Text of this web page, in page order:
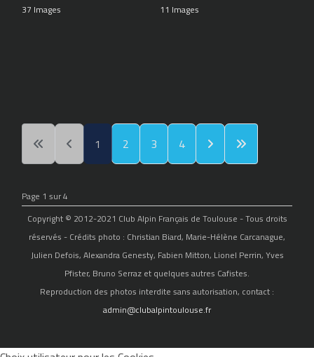
37 Images 11 Images
1 2 3 4
Page 1 sur 4
Copyright © 2012-2021 Club Alpin Français de Toulouse - Tous droits
réservés - Crédits photo : Christian Biard, Marie-Hélène Carcanague,
Julien Defois, Alexandra Genesty, Fabien Mitton, Lionel Perrin, Yves
Pfister, Bruno Serraz et quelques autres Cafistes.
Reproduction des photos interdite sans autorisation, contact :
admin@clubalpintoulouse.fr